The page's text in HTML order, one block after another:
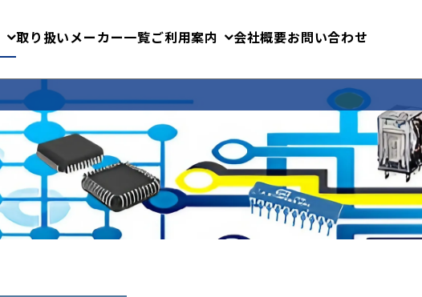
取り扱いメーカー一覧ご利用案内 会社概要お問い合わせ